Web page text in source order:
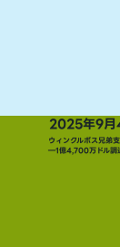
2025年9月
ウィンクルボス兄弟
―1億4,700万ドル調